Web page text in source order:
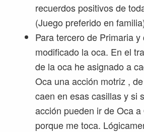
recuerdos positivos de
(Juego preferido en
Para tercero de Primaria
modificado la oca. En el
de la oca he asignado a
Oca una acción motriz ,
caen en esas casillas y si
acción pueden ir de Oca a
porque me toca.